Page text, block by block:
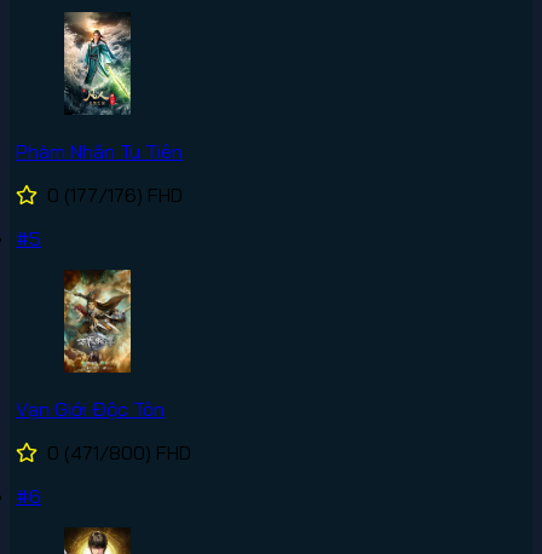
Phàm Nhân Tu Tiên
0 (177/176) FHD
#5
Vạn Giới Độc Tôn
0 (471/800) FHD
#6